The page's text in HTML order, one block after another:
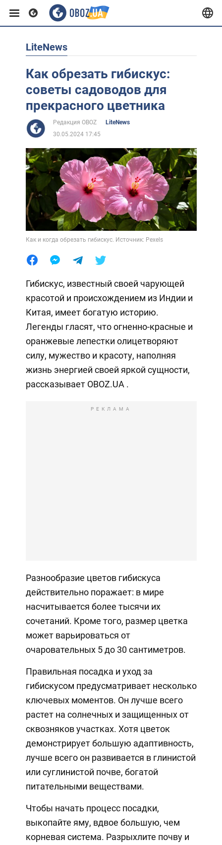
Европа
Африка
Жизнь
Лайфхаки
LiteNews
Как обрезать гибискус:
советы садоводов для
прекрасного цветника
Редакция OBOZ
LiteNews
30.05.2024 17:45
Как и когда обрезать гибискус. Источник: Pexels
Гибискус, известный своей чарующей
красотой и происхождением из Индии и
Китая, имеет богатую историю.
Легенды гласят, что огненно-красные и
оранжевые лепестки олицетворяют
силу, мужество и красоту, наполняя
жизнь энергией своей яркой сущности,
рассказывает OBOZ.UA .
РЕКЛАМА
Разнообразие цветов гибискуса
действительно поражает: в мире
насчитывается более тысячи их
сочетаний. Кроме того, размер цветка
может варьироваться от
очаровательных 5 до 30 сантиметров.
Правильная посадка и уход за
гибискусом предусматривает несколько
ключевых моментов. Он лучше всего
растет на солнечных и защищенных от
сквозняков участках. Хотя цветок
демонстрирует большую адаптивность,
лучше всего он развивается в глинистой
или суглинистой почве, богатой
питательными веществами.
Чтобы начать процесс посадки,
выкопайте яму, вдвое большую, чем
корневая система. Разрыхлите почву и